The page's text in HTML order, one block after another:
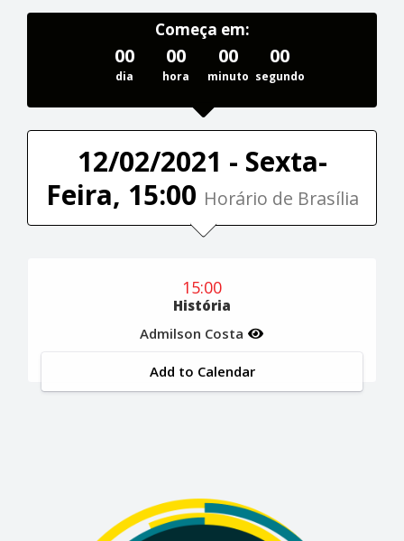
Começa em:
00
dia
00
hora
00
minuto
00
segundo
12/02/2021 - Sexta-
Feira, 15:00 Horário de Brasília
15:00
História
Admilson Costa
Add to Calendar